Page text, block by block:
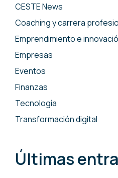
CESTE News
Coaching y carrera
Emprendimiento e
Empresas
Eventos
Finanzas
Tecnología
Transformación digital
Últimas